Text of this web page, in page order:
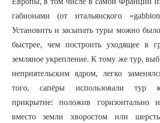
габионами (от итальянского
Установить и засыпать туры можно
быстрее, чем построить уходящее в
земляное укрепление. К тому же тур,
неприятельским ядром, легко
того, сапёры использовали тур
прикрытие: положив горизонтально
вместо земли хворостом или